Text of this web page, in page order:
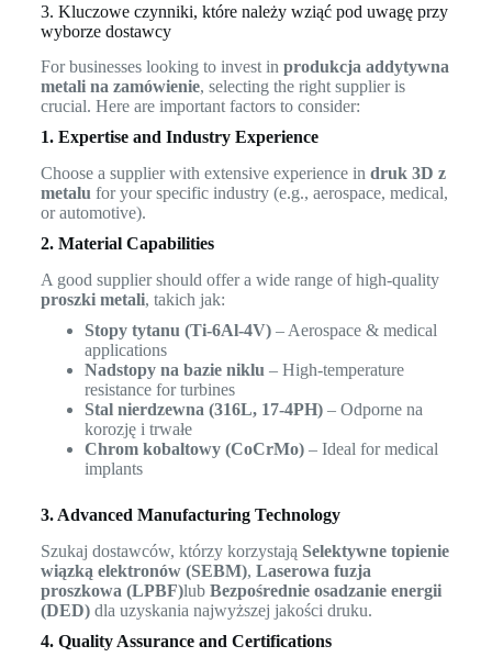
3. Kluczowe czynniki, które należy wziąć pod uwagę przy
wyborze dostawcy
For businesses looking to invest in produkcja addytywna
metali na zamówienie, selecting the right supplier is
crucial. Here are important factors to consider:
1. Expertise and Industry Experience
Choose a supplier with extensive experience in druk 3D z
metalu for your specific industry (e.g., aerospace, medical,
or automotive).
2. Material Capabilities
A good supplier should offer a wide range of high-quality
proszki metali, takich jak:
Stopy tytanu (Ti-6Al-4V)– Aerospace & medical
applications
Nadstopy na bazie niklu – High-temperature
resistance for turbines
Stal nierdzewna (316L, 17-4PH)– Odporne na
korozję i trwałe
Chrom kobaltowy (CoCrMo)– Ideal for medical
implants
3. Advanced Manufacturing Technology
Szukaj dostawców, którzy korzystają Selektywne topienie
wiązką elektronów (SEBM), Laserowa fuzja
proszkowa (LPBF)lub Bezpośrednie osadzanie energii
(DED)dla uzyskania najwyższej jakości druku.
4. Quality Assurance and Certifications